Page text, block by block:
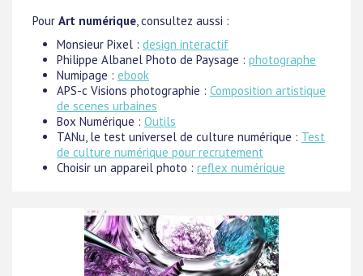
Pour Art numérique, consultez aussi :
Monsieur Pixel : design interactif
Philippe Albanel Photo de Paysage : photographe
Numipage : ebook
APS-c Visions photographie : Composition artistique
de scenes urbaines
Box Numérique : Outils
TANu, le test universel de culture numérique : Test
de culture numérique pour recrutement
Choisir un appareil photo : reflex numérique